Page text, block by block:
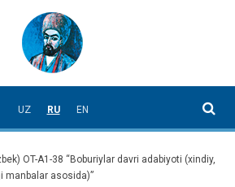
UZ RU EN
OT-A1-38 “Boburiylar davri adabiyoti (xindiy,
manbalar asosida)”